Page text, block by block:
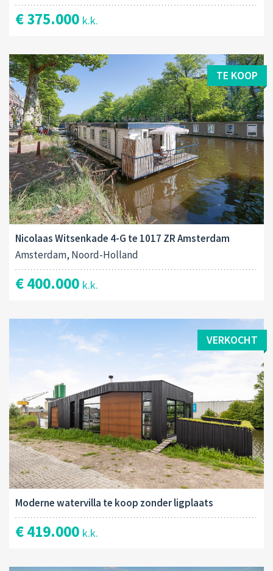
€ 375.000 k.k.
TE KOOP
Nicolaas Witsenkade 4-G te 1017 ZR Amsterdam
Amsterdam, Noord-Holland
€ 400.000 k.k.
VERKOCHT
Moderne watervilla te koop zonder ligplaats
€ 419.000 k.k.